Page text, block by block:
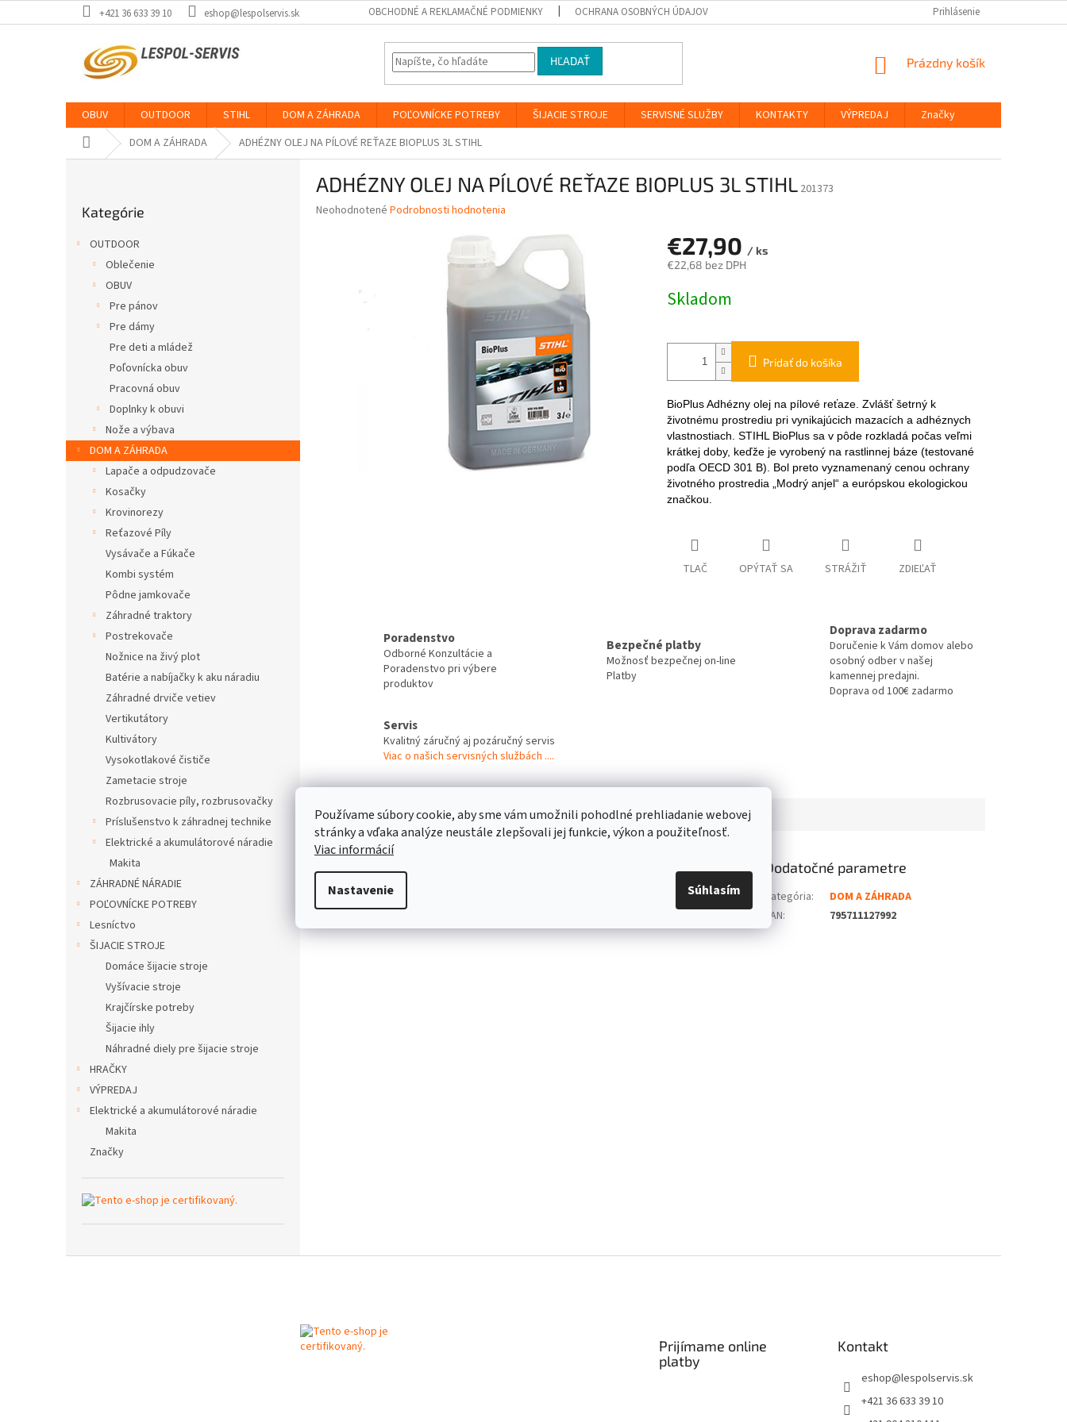
Používame súbory cookie, aby sme vám umožnili pohodlné prehliadanie webovej
stránky a vďaka analýze neustále zlepšovali jej funkcie, výkon a použiteľnosť.
Viac informácií
Nastavenie Súhlasím
na
+421 36 633 39 10 eshop@lespolservis.sk OBCHODNÉ A REKLAMAČNÉ PODMIENKY OCHRANA OSOBNÝCH ÚDAJOV Prihlásenie
HĽADAŤ
NÁKUPNÝ
Prázdny košík
OBUV OUTDOOR STIHL DOM A ZÁHRADA POĽOVNÍCKE POTREBY ŠIJACIE STROJE SERVISNÉ SLUŽBY KONTAKTY VÝPREDAJ
Značky
DomovDOM A ZÁHRADA ADHÉZNY OLEJ NA PÍLOVÉ REŤAZE BIOPLUS 3L STIHL
kategórie
Kategórie
OUTDOOR
Oblečenie
OBUV
Pre pánov
Pre dámy
Pre deti a mládež
Poľovnícka obuv
Pracovná obuv
Doplnky k obuvi
Nože a výbava
DOM A ZÁHRADA
Lapače a odpudzovače
Kosačky
Krovinorezy
Reťazové Píly
Vysávače a Fúkače
Kombi systém
Pôdne jamkovače
Záhradné traktory
Postrekovače
Nožnice na živý plot
Batérie a nabíjačky k aku náradiu
Záhradné drviče vetiev
Vertikutátory
Kultivátory
Vysokotlakové čističe
Zametacie stroje
Rozbrusovacie píly, rozbrusovačky
Príslušenstvo k záhradnej technike
Elektrické a akumulátorové náradie
Makita
ZÁHRADNÉ NÁRADIE
POĽOVNÍCKE POTREBY
Lesníctvo
ŠIJACIE STROJE
Domáce šijacie stroje
Vyšívacie stroje
Krajčírske potreby
Šijacie ihly
Náhradné diely pre šijacie stroje
HRAČKY
VÝPREDAJ
Elektrické a akumulátorové náradie
Makita
Značky
ADHÉZNY OLEJ NA PÍLOVÉ REŤAZE BIOPLUS 3L STIHL 201373
Priemerné
Neohodnotené Podrobnosti hodnotenia
€27,90 / ks
€22,68 bez DPH
cena:
Skladom
Pridať do košíka
BioPlus Adhézny olej na pílové reťaze. Zvlášť šetrný k
životnému prostrediu pri vynikajúcich mazacích a adhéznych
vlastnostiach. STIHL BioPlus sa v pôde rozkladá počas veľmi
krátkej doby, keďže je vyrobený na rastlinnej báze (testované
podľa OECD 301 B). Bol preto vyznamenaný cenou ochrany
životného prostredia „Modrý anjel“ a európskou ekologickou
značkou.
TLAČ OPÝTAŤ SA STRÁŽIŤ ZDIEĽAŤ
Poradenstvo
Odborné Konzultácie a
Poradenstvo pri výbere
produktov
Bezpečné platby
Možnosť bezpečnej on-line
Platby
Doprava zadarmo
Doručenie k Vám domov alebo
osobný odber v našej
kamennej predajni.
Doprava od 100€ zadarmo
Servis
Kvalitný záručný aj pozáručný servis
Viac o našich servisných službách ....
Popis Diskusia
Podrobný popis
Popis produktu nie je dostupný
Dodatočné parametre
Kategória:
DOM A ZÁHRADA
EAN: 795711127992
Prijímame online
platby
Kontakt
eshop@lespolservis.sk
+421 36 633 39 10